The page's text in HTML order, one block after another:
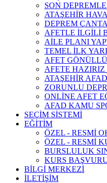
SON
ATAŞEHİR
DEPREM
AFETLE İLGİLİ
AİLE PLANI
TEMEL İLK
AFET
AFETE
ATAŞEHİR
ZORUNLU
ONLİNE AFET
AFAD KAMU
SEÇİM SİSTEMİ
EĞİTİM
ÖZEL - RESMİ
ÖZEL - RESMİ
BURSLULUK
KURS
BİLGİ MERKEZİ
İLETİŞİM